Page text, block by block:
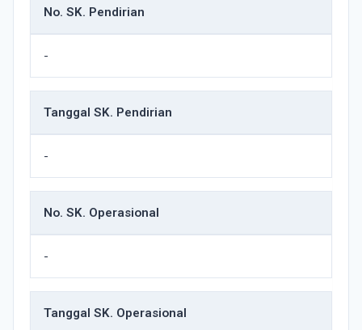
No. SK. Pendirian
-
Tanggal SK. Pendirian
-
No. SK. Operasional
-
Tanggal SK. Operasional